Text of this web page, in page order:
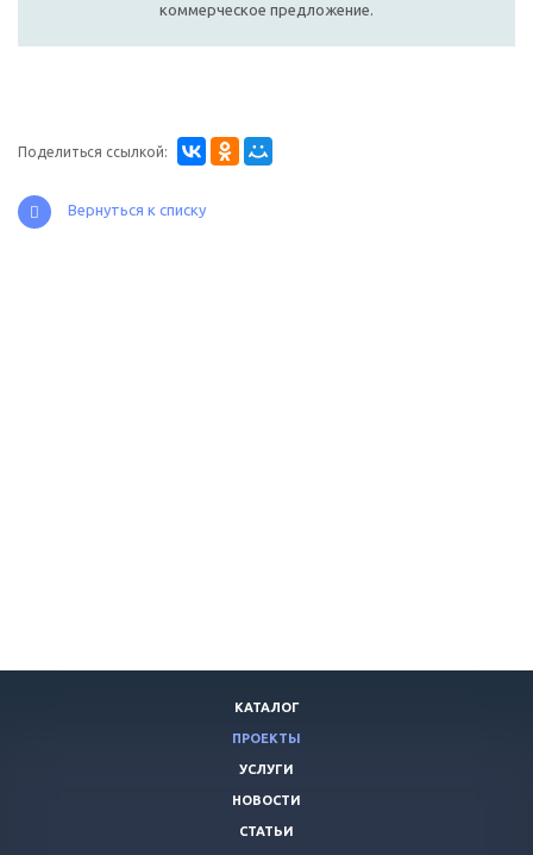
коммерческое предложение.
Поделиться ссылкой:
Вернуться к списку
КАТАЛОГ
ПРОЕКТЫ
УСЛУГИ
НОВОСТИ
СТАТЬИ